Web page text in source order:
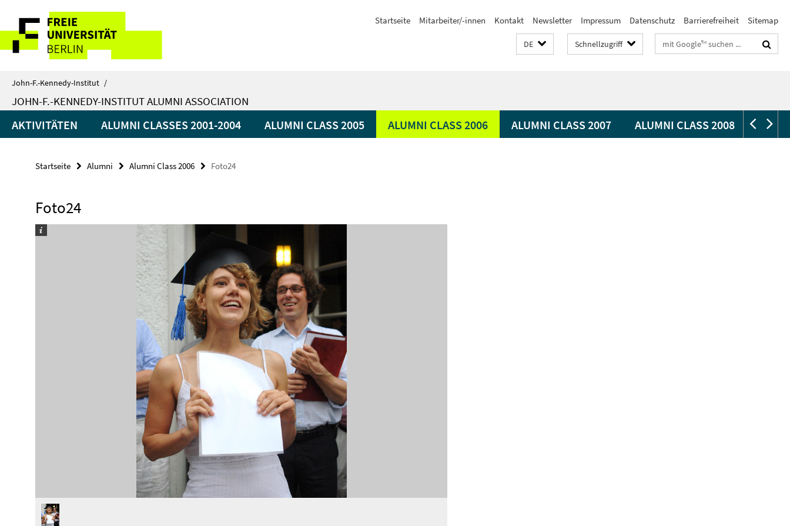
direkt
Inhalt
Service-
Navigation
Startseite Mitarbeiter/-innen Kontakt Newsletter Impressum Datenschutz Barrierefreiheit Sitemap
DE Schnellzugriff Suchbegriffe
John-F.-Kennedy-Institut /
JOHN-F.-KENNEDY-INSTITUT ALUMNI ASSOCIATION
AKTIVITÄTEN ALUMNI CLASSES 2001-2004 ALUMNI CLASS 2005 ALUMNI CLASS 2006 ALUMNI CLASS 2007 ALUMNI CLASS 2008
Startseite Alumni Alumni Class 2006 Foto24
Foto24